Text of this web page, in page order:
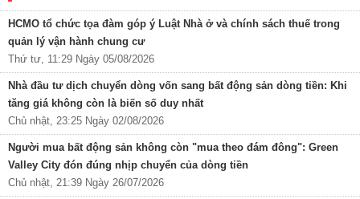
HCMO tổ chức tọa đàm góp ý Luật Nhà ở và chính sách thuế trong
quản lý vận hành chung cư
Thứ tư, 11:29 Ngày 05/08/2026
Nhà đầu tư dịch chuyển dòng vốn sang bất động sản dòng tiền: Khi
tăng giá không còn là biến số duy nhất
Chủ nhật, 23:25 Ngày 02/08/2026
Người mua bất động sản không còn "mua theo đám đông": Green
Valley City đón đúng nhịp chuyển của dòng tiền
Chủ nhật, 21:39 Ngày 26/07/2026